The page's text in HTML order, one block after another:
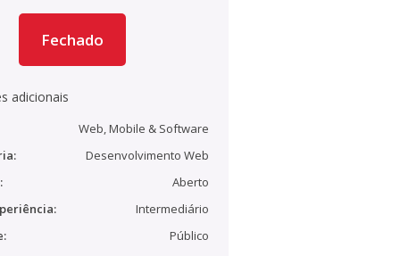
Fechado
adicionais
Web, Mobile & Software
Desenvolvimento Web
Aberto
Intermediário
Público